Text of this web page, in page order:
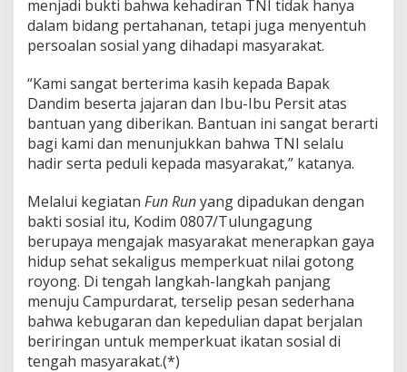
menjadi bukti bahwa kehadiran TNI tidak hanya
dalam bidang pertahanan, tetapi juga menyentuh
persoalan sosial yang dihadapi masyarakat.
“Kami sangat berterima kasih kepada Bapak
Dandim beserta jajaran dan Ibu-Ibu Persit atas
bantuan yang diberikan. Bantuan ini sangat berarti
bagi kami dan menunjukkan bahwa TNI selalu
hadir serta peduli kepada masyarakat,” katanya.
Melalui kegiatan Fun Runyang dipadukan dengan
bakti sosial itu, Kodim 0807/Tulungagung
berupaya mengajak masyarakat menerapkan gaya
hidup sehat sekaligus memperkuat nilai gotong
royong. Di tengah langkah-langkah panjang
menuju Campurdarat, terselip pesan sederhana
bahwa kebugaran dan kepedulian dapat berjalan
beriringan untuk memperkuat ikatan sosial di
tengah masyarakat.(*)